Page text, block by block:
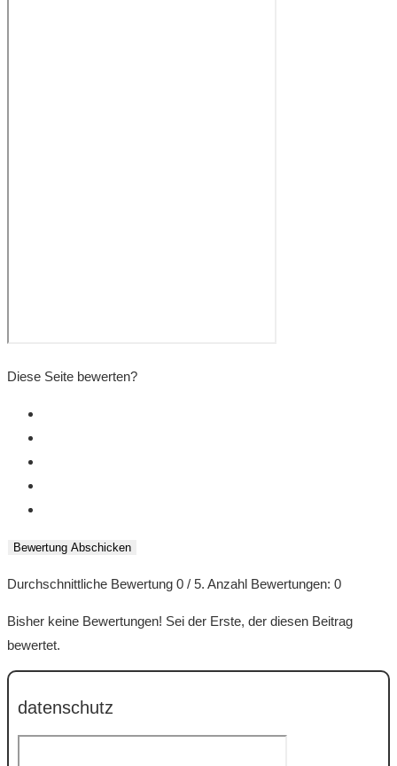
Diese Seite bewerten?
Bewertung Abschicken
Durchschnittliche Bewertung 0 / 5. Anzahl Bewertungen: 0
Bisher keine Bewertungen! Sei der Erste, der diesen Beitrag
bewertet.
datenschutz